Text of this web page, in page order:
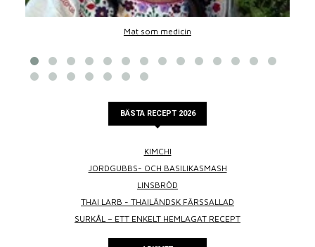
Mat som medicin
BÄSTA RECEPT 2026
KIMCHI
JORDGUBBS- OCH BASILIKASMASH
LINSBRÖD
THAI LARB - THAILÄNDSK FÄRSSALLAD
SURKÅL – ETT ENKELT HEMLAGAT RECEPT